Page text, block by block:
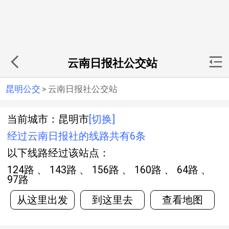
云南日报社公交站
昆明公交 > 云南日报社公交站
当前城市：昆明市 [切换]
经过云南日报社的线路共有6条
以下线路经过该站点：
124路 、 143路 、 156路 、 160路 、 64路 、
97路
从这里出发
到这里去 查看地图